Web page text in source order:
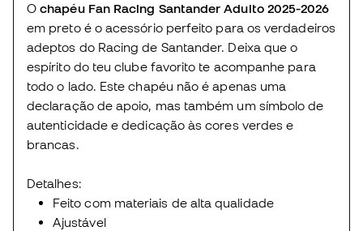
Ochapéu Fan Racing Santander Adulto 2025-2026
em preto é o acessório perfeito para os verdadeiros
adeptos do Racing de Santander. Deixa que o
espírito do teu clube favorito te acompanhe para
todo o lado. Este chapéu não é apenas uma
declaração de apoio, mas também um símbolo de
autenticidade e dedicação às cores verdes e
brancas.
Detalhes:
Feito com materiais de alta qualidade
Ajustável